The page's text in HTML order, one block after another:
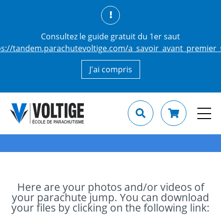
Consultez le guide gratuit du 1er saut
tandem.parachutevoltige.com/
J'ai compris
Here are your photos and/or videos of
your parachute jump. You can download
your files by clicking on the following link: